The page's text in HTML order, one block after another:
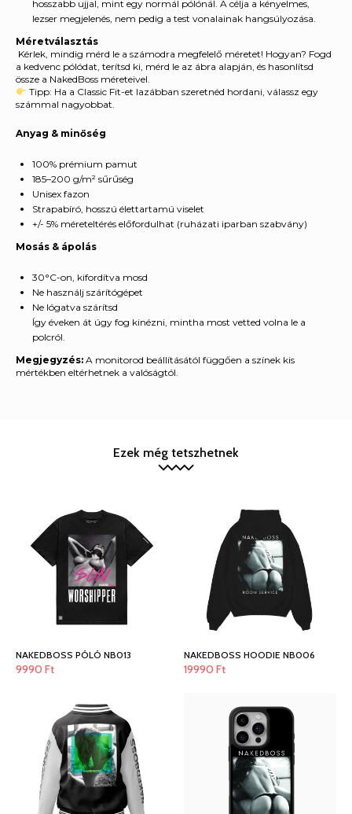
hosszabb ujjal, mint egy normál pólónál. A célja a kényelmes,
lezser megjelenés, nem pedig a test vonalainak hangsúlyozása.
Méretválasztás
Kérlek, mindig mérd le a számodra megfelelő méretet! Hogyan? Fogd
a kedvenc pólódat, terítsd ki, mérd le az ábra alapján, és hasonlítsd
össze a NakedBoss méreteivel.
Tipp: Ha a Classic Fit-et lazábban szeretnéd hordani, válassz egy
számmal nagyobbat.
Anyag & minőség
100% prémium pamut
185–200 g/m² sűrűség
Unisex fazon
Strapabíró, hosszú élettartamú viselet
+/- 5% méreteltérés előfordulhat (ruházati iparban szabvány)
Mosás & ápolás
30°C-on, kifordítva mosd
Ne használj szárítógépet
Ne lógatva szárítsd
Így éveken át úgy fog kinézni, mintha most vetted volna le a
polcról.
Megjegyzés: A monitorod beállításától függően a színek kis
mértékben eltérhetnek a valóságtól.
Ezek még tetszhetnek
NAKEDBOSS PÓLÓ NB013
9990 Ft
NAKEDBOSS HOODIE NB006
19990 Ft